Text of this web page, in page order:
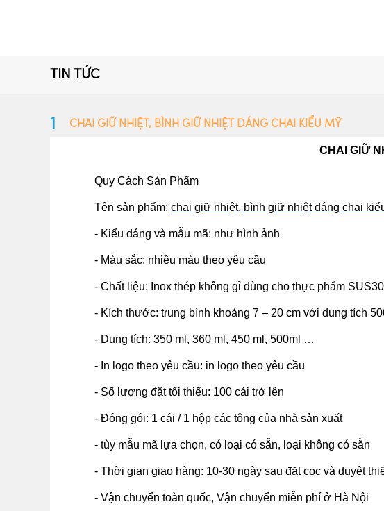
TIN TỨC
1 CHAI GIỮ NHIỆT, BÌNH GIỮ NHIỆT DÁNG CHAI KIỂU MỸ
CHAI GIỮ
Quy Cách Sản Phẩm
Tên sản phẩm: chai giữ nhiệt, bình giữ nhiệt dáng chai
- Kiểu dáng và mẫu mã: như hình ảnh
- Màu sắc: nhiều màu theo yêu cầu
- Chất liệu: Inox thép không gỉ dùng cho thực phẩm
- Kích thước: trung bình khoảng 7 – 20 cm với dung tích
- Dung tích: 350 ml, 360 ml, 450 ml, 500ml …
- In logo theo yêu cầu: in logo theo yêu cầu
- Số lượng đặt tối thiểu: 100 cái trở lên
- Đóng gói: 1 cái / 1 hộp các tông của nhà sản xuất
- tùy mẫu mã lựa chọn, có loại có sẵn, loại không có sẵn
- Thời gian giao hàng: 10-30 ngày sau đặt cọc và duyệt
- Vận chuyển toàn quốc, Vận chuyển miễn phí ở Hà Nội